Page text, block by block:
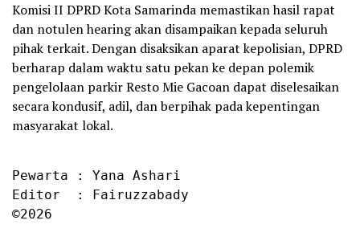
Komisi II DPRD Kota Samarinda memastikan hasil rapat
dan notulen hearing akan disampaikan kepada seluruh
pihak terkait. Dengan disaksikan aparat kepolisian, DPRD
berharap dalam waktu satu pekan ke depan polemik
pengelolaan parkir Resto Mie Gacoan dapat diselesaikan
secara kondusif, adil, dan berpihak pada kepentingan
masyarakat lokal.
Pewarta : Yana Ashari
Editor  : Fairuzzabady
©2026